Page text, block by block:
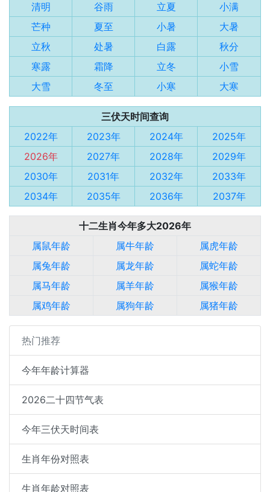
清明
谷雨 立夏
小满
芒种
夏至 小暑
大暑
立秋
处暑 白露
秋分
寒露
霜降 立冬
小雪
大雪
冬至 小寒 大寒
三伏天时间查询
2022年
2023年 2024年
2025年
2026年
2027年 2028年
2029年
2030年
2031年 2032年
2033年
2034年
2035年 2036年 2037年
十二生肖今年多大2026年
属鼠年龄
属牛年龄
属虎年龄
属兔年龄
属龙年龄
属蛇年龄
属马年龄
属羊年龄
属猴年龄
属鸡年龄
属狗年龄 属猪年龄
热门推荐
今年年龄计算器
2026二十四节气表
今年三伏天时间表
生肖年份对照表
生肖年龄对照表